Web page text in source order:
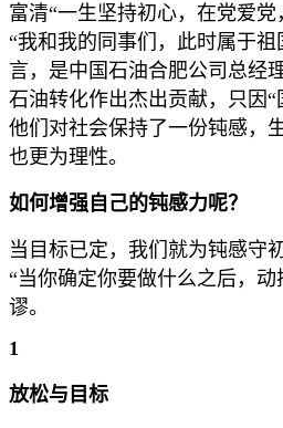
富清“一生坚持初心，在党爱
“我和我的同事们，此时属于
言，是中国石油合肥公司总经
石油转化作出杰出贡献，只因“
他们对社会保持了一份钝感，
也更为理性。
如何增强自己的钝感力呢？
当目标已定，我们就为钝感守
“当你确定你要做什么之后，
谬。
1
放松与目标